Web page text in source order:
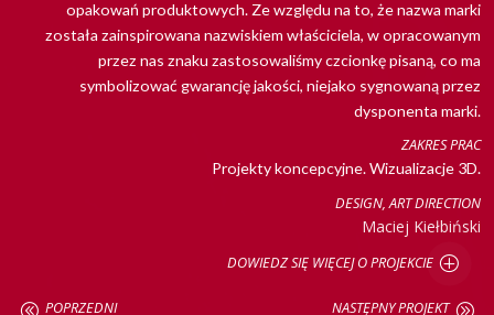
opakowań produktowych. Ze względu na to, że nazwa marki
została zainspirowana nazwiskiem właściciela, w opracowanym
przez nas znaku zastosowaliśmy czcionkę pisaną, co ma
symbolizować gwarancję jakości, niejako sygnowaną przez
dysponenta marki.
ZAKRES PRAC
Projekty koncepcyjne. Wizualizacje 3D.
DESIGN, ART DIRECTION
Maciej Kiełbiński
DOWIEDZ SIĘ WIĘCEJ O PROJEKCIE
@ POPRZEDNI NASTĘPNY PROJEKT A